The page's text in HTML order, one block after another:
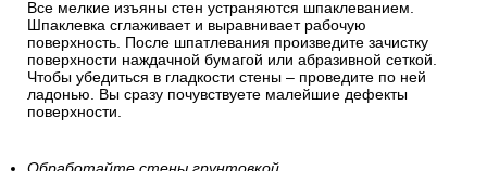
Все мелкие изъяны стен устраняются шпаклеванием.
Шпаклевка сглаживает и выравнивает рабочую
поверхность. После шпатлевания произведите зачистку
поверхности наждачной бумагой или абразивной сеткой.
Чтобы убедиться в гладкости стены – проведите по ней
ладонью. Вы сразу почувствуете малейшие дефекты
поверхности.